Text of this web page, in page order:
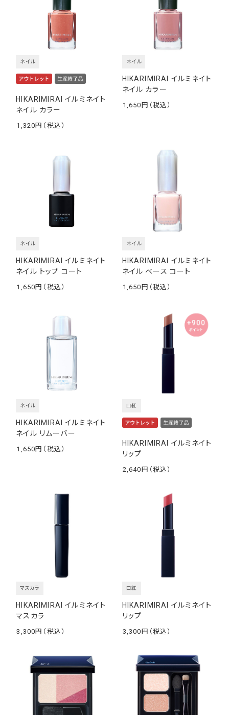
HIKARIMIRAI イルミネイト
ネイル カラー
ネイル
1,320
HIKARIMIRAI イルミネイト
ネイル カラー
ネイル
1,650
HIKARIMIRAI イルミネイト
ネイル トップ コート
ネイル
1,650
HIKARIMIRAI イルミネイト
ネイル ベース コート
ネイル
1,650
HIKARIMIRAI イルミネイト
ネイル リムーバー
ネイル
1,650
HIKARIMIRAI イルミネイト
リップ
口紅
2,640
HIKARIMIRAI イルミネイト
マスカラ
マスカラ
3,300
HIKARIMIRAI イルミネイト
リップ
口紅
3,300